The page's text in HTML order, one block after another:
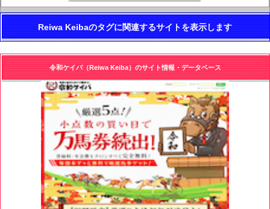
Reiwa Keibaのタグに関連するサイトを表示します
令和ケイバ（Reiwa Keiba）のサイト情報・データベース